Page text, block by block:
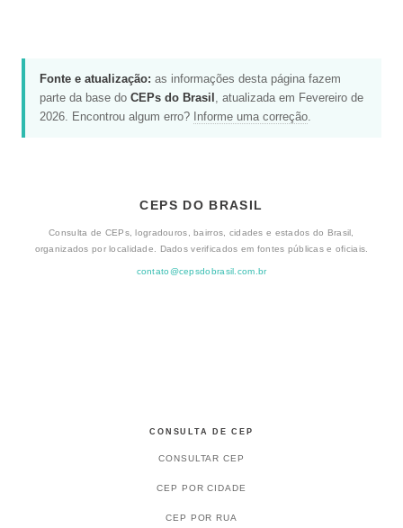
Fonte e atualização: as informações desta página fazem
parte da base do CEPs do Brasil , atualizada em Fevereiro de
2026. Encontrou algum erro? Informe uma correção.
CEPS DO BRASIL
Consulta de CEPs, logradouros, bairros, cidades e estados do Brasil,
organizados por localidade. Dados verificados em fontes públicas e oficiais.
contato@cepsdobrasil.com.br
CONSULTA DE CEP
CONSULTAR CEP
CEP POR CIDADE
CEP POR RUA